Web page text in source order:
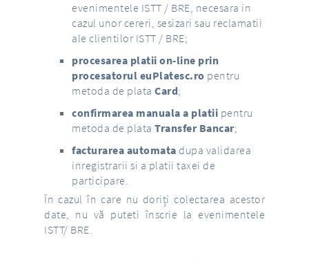
evenimentele ISTT / BRE, necesara in
cazul unor cereri, sesizari sau reclamatii
ale clientilor ISTT / BRE;
procesarea platii on-line prin
procesatorul euPlatesc.ro pentru
metoda de plata Card;
confirmarea manuala a platii pentru
metoda de plata Transfer Bancar;
facturarea automata dupa validarea
inregistrarii si a platii taxei de
participare.
În cazul în care nu doriți colectarea acestor
date, nu vă puteti înscrie la evenimentele
ISTT/ BRE.